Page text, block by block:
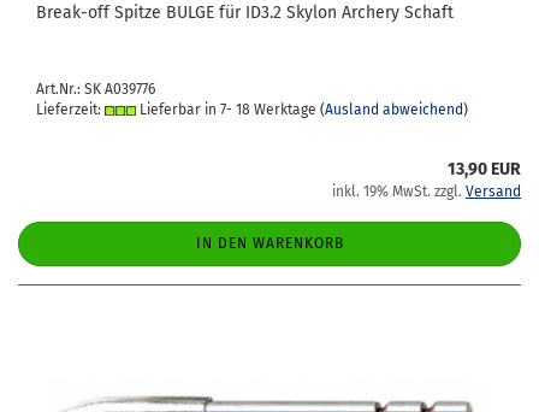
Break-​off Spit­ze BULGE für ID3.2 Sky­lon Ar­che­ry Schaft
Art.Nr.: SK A039776
Lieferzeit:
Lieferbar in 7- 18 Werktage (Ausland abweichend)
13,90 EUR
inkl. 19% MwSt. zzgl. Versand
IN DEN WARENKORB